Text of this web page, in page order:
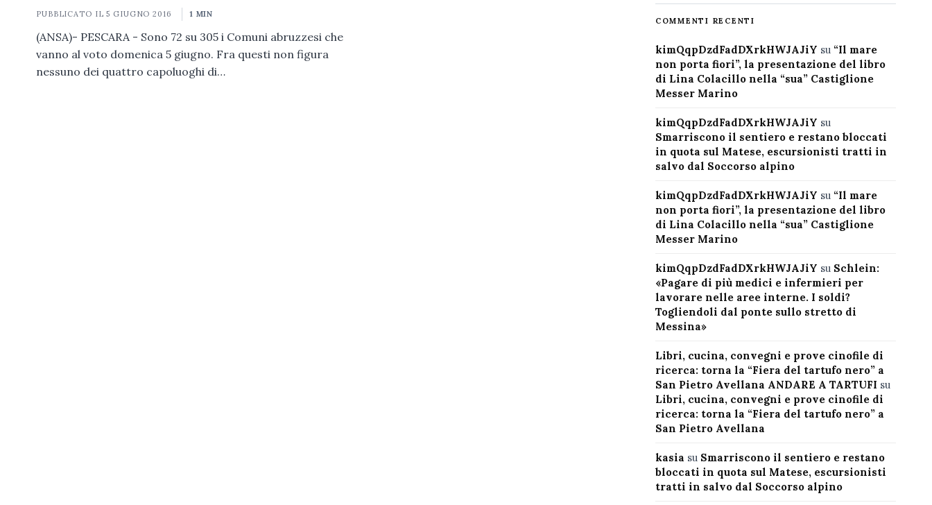
PUBBLICATO IL5 GIUGNO 2016 1 MIN
(ANSA)- PESCARA - Sono 72 su 305 i Comuni abruzzesi che
vanno al voto domenica 5 giugno. Fra questi non figura
nessuno dei quattro capoluoghi di…
COMMENTI RECENTI
kimQqpDzdFadDXrkHWJAJiY su “Il mare
non porta fiori”, la presentazione del libro
di Lina Colacillo nella “sua” Castiglione
Messer Marino
kimQqpDzdFadDXrkHWJAJiY su
Smarriscono il sentiero e restano bloccati
in quota sul Matese, escursionisti tratti in
salvo dal Soccorso alpino
kimQqpDzdFadDXrkHWJAJiY su “Il mare
non porta fiori”, la presentazione del libro
di Lina Colacillo nella “sua” Castiglione
Messer Marino
kimQqpDzdFadDXrkHWJAJiY su Schlein:
«Pagare di più medici e infermieri per
lavorare nelle aree interne. I soldi?
Togliendoli dal ponte sullo stretto di
Messina»
Libri, cucina, convegni e prove cinofile di
ricerca: torna la “Fiera del tartufo nero” a
San Pietro Avellana ANDARE A TARTUFI su
Libri, cucina, convegni e prove cinofile di
ricerca: torna la “Fiera del tartufo nero” a
San Pietro Avellana
kasia su Smarriscono il sentiero e restano
bloccati in quota sul Matese, escursionisti
tratti in salvo dal Soccorso alpino